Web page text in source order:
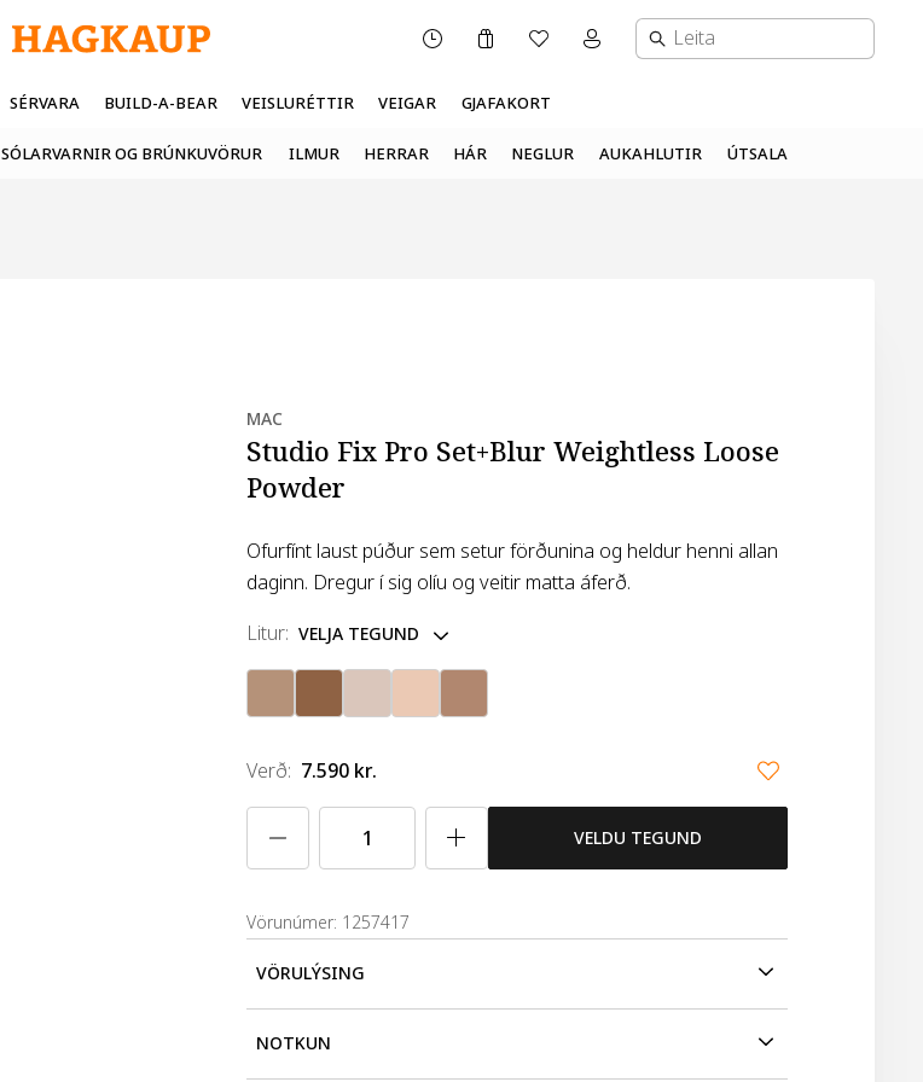
Karfa ÓskalistiMínar síður valmynd
SÉRVARA BUILD-A-BEAR VEISLURÉTTIR VEIGAR GJAFAKORT
SÓLARVARNIR OG BRÚNKUVÖRUR ILMUR HERRAR HÁR NEGLUR AUKAHLUTIR ÚTSALA
MAC
Studio Fix Pro Set+Blur Weightless Loose
Powder
Ofurfínt laust púður sem setur förðunina og heldur henni allan
daginn. Dregur í sig olíu og veitir matta áferð.
litur: VELJA TEGUND
Verð: 7.590 kr.
VELDU TEGUND
Vörunúmer: 1257417
VÖRULÝSING
Nýr meðlimur Studio Fix Fjölskyldunnar! Létt og ofurfínt laust
púður sem hjálpar til við að setja förðunina og halda henni allan
NOTKUN